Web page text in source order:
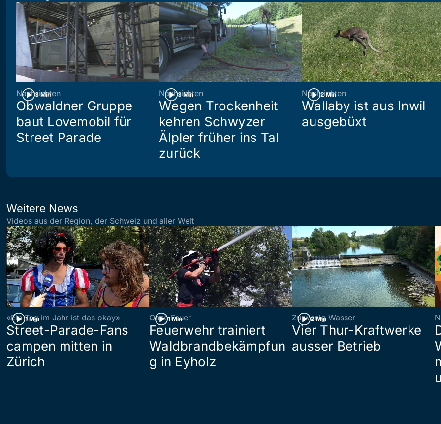
3 Min
Nachrichten
Obwaldner Gruppe
baut Lovemobil für
Street Parade
3 Min
Nachrichten
Wegen Trockenheit
kehren Schwyzer
Älpler früher ins Tal
zurück
2 Min
Nachrichten
Wallaby ist aus Inwil
ausgebüxt
Weitere News
Videos aus der Region, der Schweiz und aller Welt
1 Min
«Ein Tag im Jahr ist das okay»
Street-Parade-Fans
campen mitten in
Zürich
1 Min
Ohne Feuer
Feuerwehr trainiert
Waldbrandbekämpfun
g in Eyholz
2 Min
Zu wenig Wasser
Vier Thur-Kraftwerke
ausser Betrieb